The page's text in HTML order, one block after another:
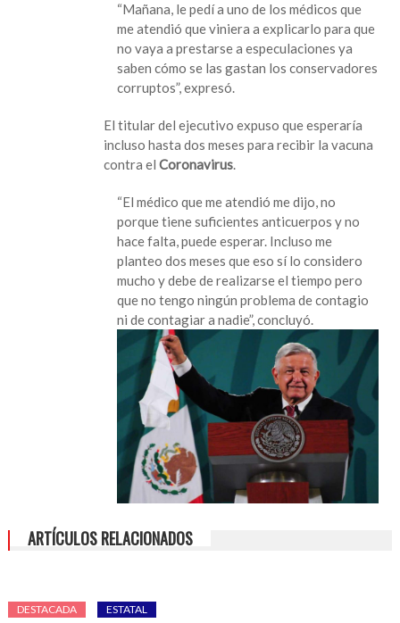
“Mañana, le pedí a uno de los médicos que
me atendió que viniera a explicarlo para que
no vaya a prestarse a especulaciones ya
saben cómo se las gastan los conservadores
corruptos”, expresó.
El titular del ejecutivo expuso que esperaría
incluso hasta dos meses para recibir la vacuna
contra elCoronavirus.
“El médico que me atendió me dijo, no
porque tiene suficientes anticuerpos y no
hace falta, puede esperar. Incluso me
planteo dos meses que eso sí lo considero
mucho y debe de realizarse el tiempo pero
que no tengo ningún problema de contagio
ni de contagiar a nadie”, concluyó.
ARTÍCULOS RELACIONADOS
DESTACADA ESTATAL